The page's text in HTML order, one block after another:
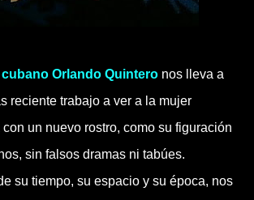
Orlando Quintero nos lleva a
reciente trabajo a ver a la mujer
un nuevo rostro, como su figuración
sin falsos dramas ni tabúes.
su tiempo, su espacio y su época, nos